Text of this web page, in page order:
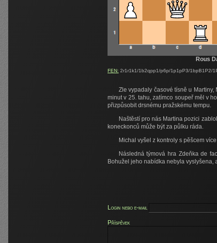
Rous
FEN: 2r1r1k1/1b2qpp1/p6p/1p1pP3/1bpB1P2/
Zle vypadaly časové tísně u
minut v 25. tahu, zatímco soupeř měl v
přizpůsobit drsnému pražskému tempu.
Naštěstí pro nás Martina pozici
koneckonců může být za půlku ráda.
Michal vyšel z kontroly s pěšcem
Následná týmová hra Zdeňka de
Bohužel jeho nabídka nebyla vyslyšena,
Login nebo e-mail
Příspěvek